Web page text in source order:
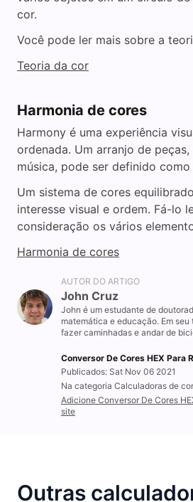
cor.
Você pode ler mais sobre a
Teoria da cor
Harmonia de cores
Harmony é uma experiência
ordenada. Um arranjo de
música, pode ser definido como
Um sistema de cores
interesse visual e ordem. Fá-lo
consideração os vários
Harmonia de cores
AUTOR DO ARTIGO
John Cruz
John é um estudante de
matemática e educação. Em
fazer caminhadas e andar de
Conversor De Cores HEX Para
Publicados: Sat Nov 06 2021
Na categoria Calculadoras de
Adicione Conversor De Cores
site
Outras